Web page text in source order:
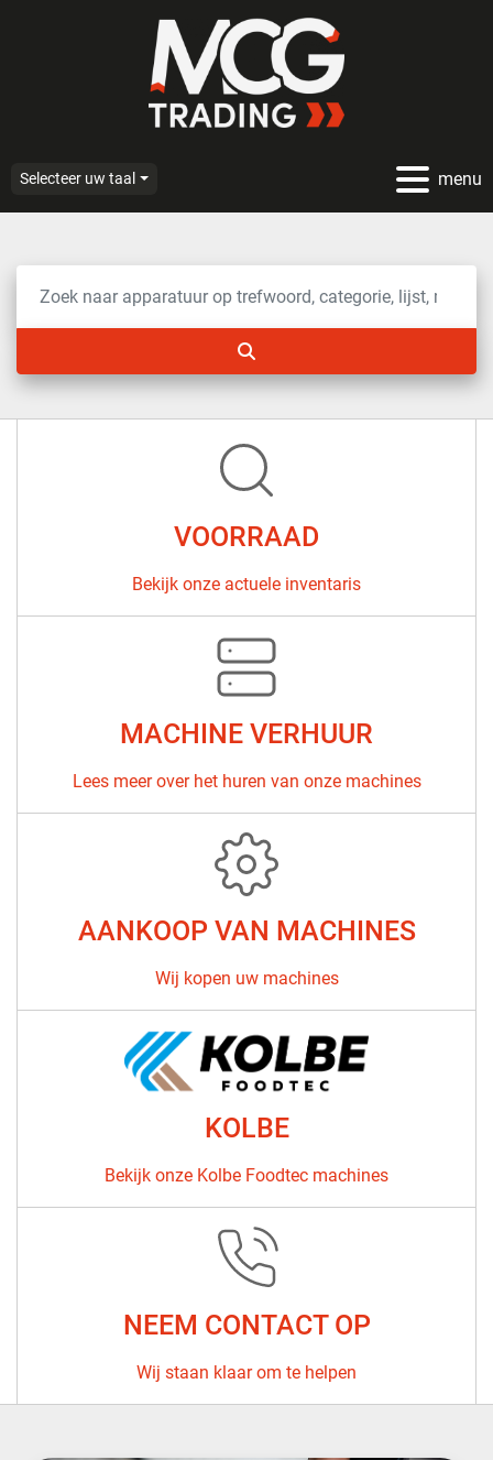
menu
Selecteer uw taal
VOORRAAD
Bekijk onze actuele inventaris
MACHINE VERHUUR
Lees meer over het huren van onze machines
AANKOOP VAN MACHINES
Wij kopen uw machines
KOLBE
Bekijk onze Kolbe Foodtec machines
NEEM CONTACT OP
Wij staan ​​klaar om te helpen